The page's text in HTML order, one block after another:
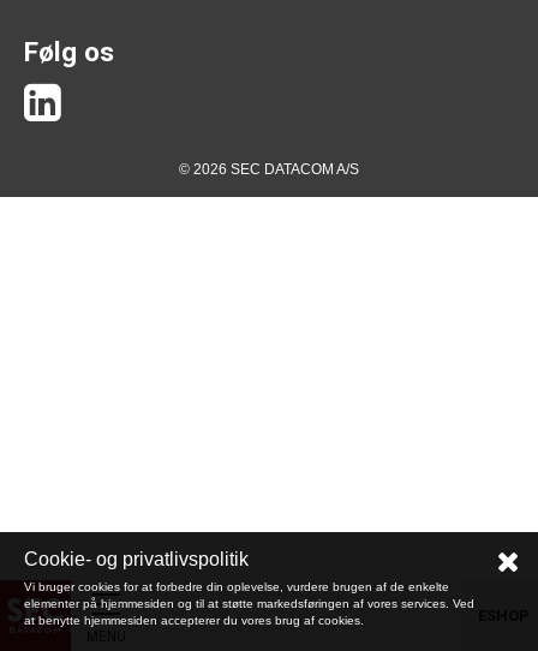
Følg os
© 2026 SEC DATACOM A/S
Cookie- og privatlivspolitik
Vi bruger cookies for at forbedre din oplevelse, vurdere brugen af de enkelte
elementer på hjemmesiden og til at støtte markedsføringen af vores services. Ved
at benytte hjemmesiden accepterer du vores brug af cookies.